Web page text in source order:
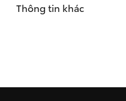
Thông tin khác